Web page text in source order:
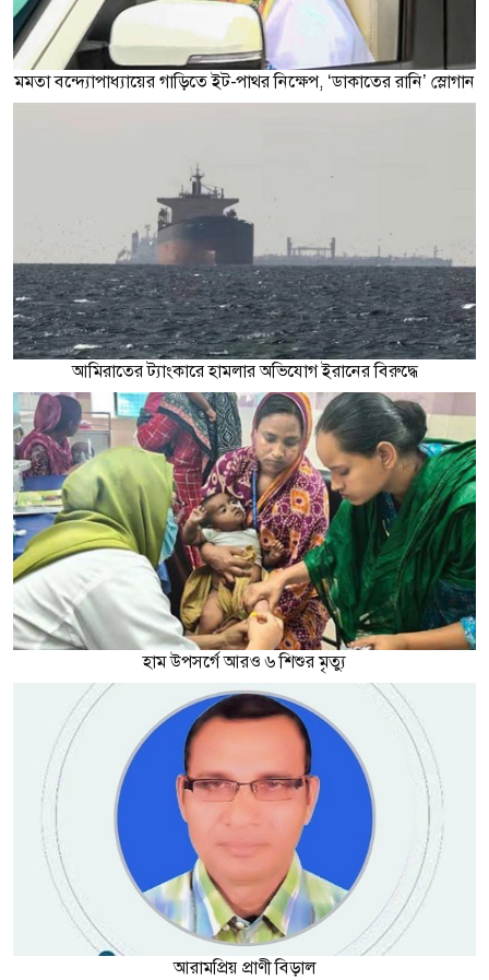
মমতা বন্দ্যোপাধ্যায়ের গাড়িতে ইট-পাথর নিক্ষেপ, ‘ডাকাতের রানি’ স্লোগান
আমিরাতের ট্যাংকারে হামলার অভিযোগ ইরানের বিরুদ্ধে
হাম উপসর্গে আরও ৬ শিশুর মৃত্যু
আরামপ্রিয় প্রাণী বিড়াল